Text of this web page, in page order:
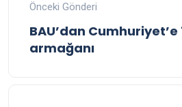
Önceki Gönderi
BAU’dan Cumhuriyet’e
armağanı